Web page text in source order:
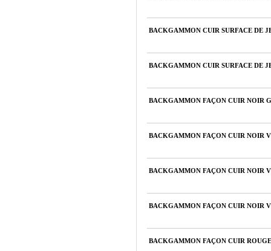
BACKGAMMON CUIR SURFACE DE
BACKGAMMON CUIR SURFACE DE
BACKGAMMON FAÇON CUIR NOIR
BACKGAMMON FAÇON CUIR NOIR
BACKGAMMON FAÇON CUIR NOIR
BACKGAMMON FAÇON CUIR NOIR
BACKGAMMON FAÇON CUIR